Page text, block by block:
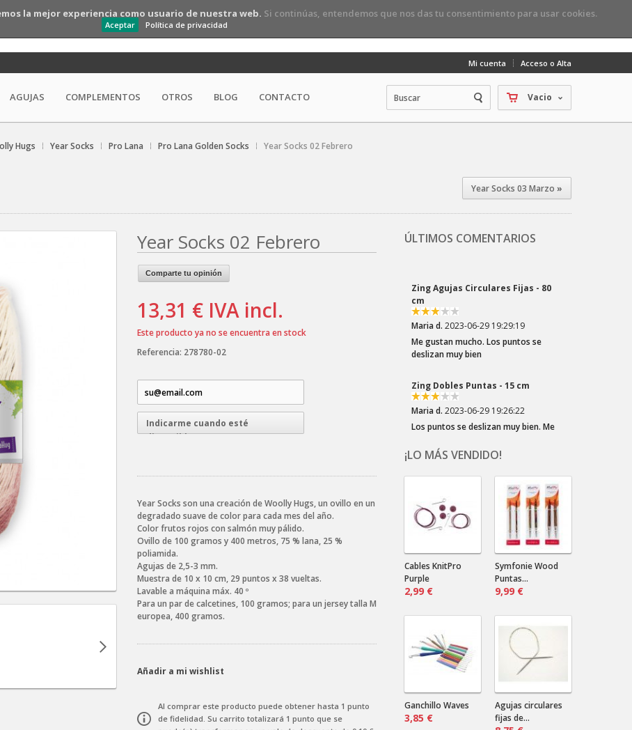
la mejor experiencia como usuario de nuestra web. Si continúas, entendemos que nos das tu consentimiento para usar cookies.
Aceptar Política de privacidad
Mi cuenta Acceso o Alta
Vacio
AGUJAS COMPLEMENTOS OTROS BLOG CONTACTO
Hugs Year Socks Pro Lana Pro Lana Golden Socks Year Socks 02 Febrero
Year Socks 03 Marzo »
ÚLTIMOS COMENTARIOS
cm
Maria d.2023-06-29 19:29:19
Me gustan mucho. Los puntos se
deslizan muy bien
Maria d.2023-06-29 19:26:22
Los puntos se deslizan muy bien. Me
son muy prácticas para las mangas
2023-03-22 20:10:32
¡Los colores del Zauberball "Crazy"
son tan divertidos! Elegí esta lana por
el los azules...
Crazy Zauberball Malerwinkel
Dala .
2023-03-22 20:06:16
bien con un color liso oscuro.
¿Marino? ¿Negro? ¿Verde?...
Cardas de mano
2024-08-16 18:12:31
Envían a Uruguay? Que precio sería
por más de un par?
¡LO MÁS VENDIDO!
Cables KnitPro
Purple
2,99 €
Symfonie Wood
Puntas...
9,99 €
Ganchillo Waves
3,85 €
Agujas circulares
fijas de...
Year Socks 02 Febrero
Comparte tu opinión
13,31 € IVA incl.
Este producto ya no se encuentra en stock
Referencia: 278780-02
Indicarme cuando esté
disponible
Year Socks son una creación de Woolly Hugs, un ovillo en un
degradado suave de color para cada mes del año.
Color frutos rojos con salmón muy pálido.
Ovillo de 100 gramos y 400 metros, 75 % lana, 25 %
poliamida.
Agujas de 2,5-3 mm.
Muestra de 10 x 10 cm, 29 puntos x 38 vueltas.
Lavable a máquina máx. 40 º
Para un par de calcetines, 100 gramos; para un jersey talla M
europea, 400 gramos.
Añadir a mi wishlist
Al comprar este producto puede obtener hasta 1 punto
de fidelidad. Su carrito totalizará 1 punto que se